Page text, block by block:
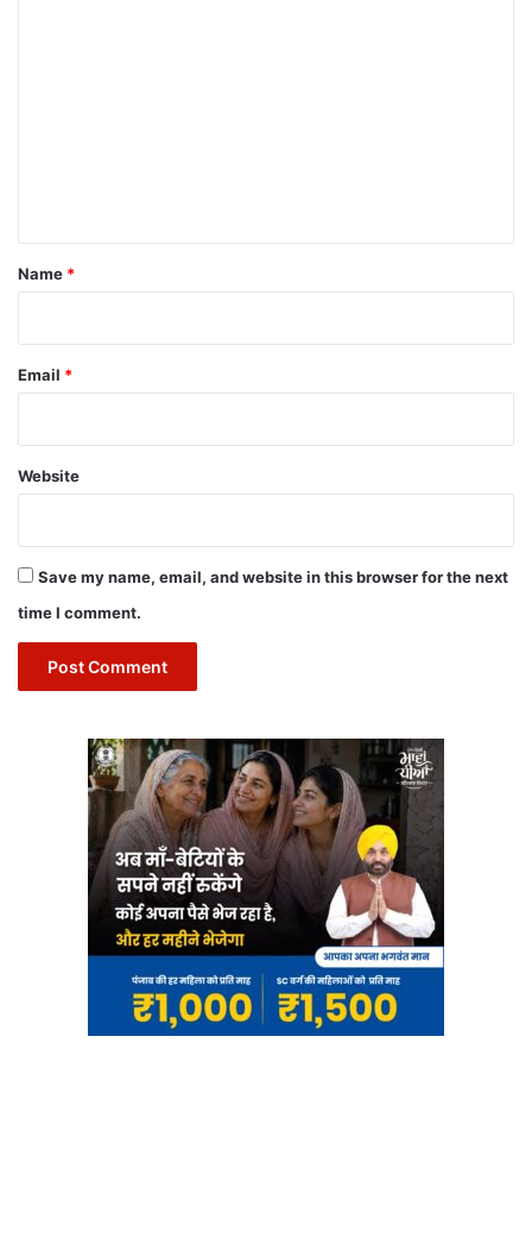
*
Name *
Email *
Website
Save my name, email, and website in this browser for the next
time I comment.